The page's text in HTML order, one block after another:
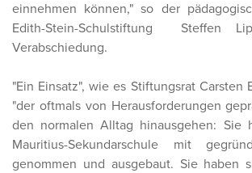
einnehmen können," so der
Edith-Stein-Schulstiftung Steffen
Verabschiedung.
"Ein Einsatz", wie es Stiftungsrat Carsten
"der oftmals von Herausforderungen
den normalen Alltag hinausgehen: Sie
Mauritius-Sekundarschule mit
genommen und ausgebaut. Sie haben